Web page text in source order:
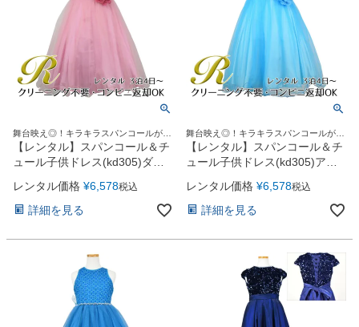
アウター
インナー・パニエ アクセサリー
ジュエリー 音楽雑貨
Graduation & Entrance
卒業式・入学式
きちんと感のあるフォーマル
Shichi-Go-San
七五三
3歳・5歳・7歳の晴れの日
汚れ・キズ・破損の補償
Buy & Support ご購入・サポート
07 販売・共通のご案内
08 送料・お支払い
送料・決済方法
09 お問い合わせ
店舗を予約する →
Photography
写真スタジオ APS
舞台映え◎！キラキラスパンコールが華
やかさを演出
【レンタル】スパンコール＆チ
ュール子供ドレス(kd305)ダス
レンタル価格 ¥6,578税込
詳細を見る
舞台映え◎！キラキラスパンコールが華
やかさを演出
【レンタル】スパンコール＆チ
ュール子供ドレス(kd305)アク
レンタル価格 ¥6,578税込
詳細を見る